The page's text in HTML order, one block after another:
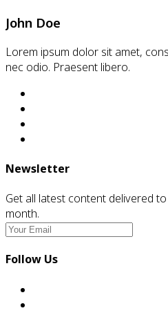
John Doe
Lorem ipsum dolor sit amet,
nec odio. Praesent libero.
Newsletter
Get all latest content delivered
month.
Follow Us